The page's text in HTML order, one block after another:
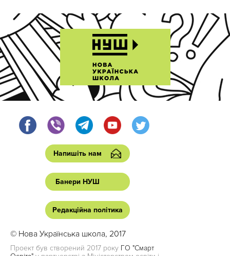
Напишіть нам
Банери НУШ
Редакційна політика
© Нова Українська школа, 2017
Проект був створений 2017 року ГО "Смарт